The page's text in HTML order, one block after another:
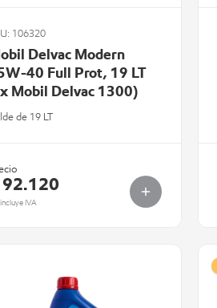
106320
Delvac Modern
40 Full Prot, 19 LT
Mobil Delvac 1300)
de 19 LT
IVA